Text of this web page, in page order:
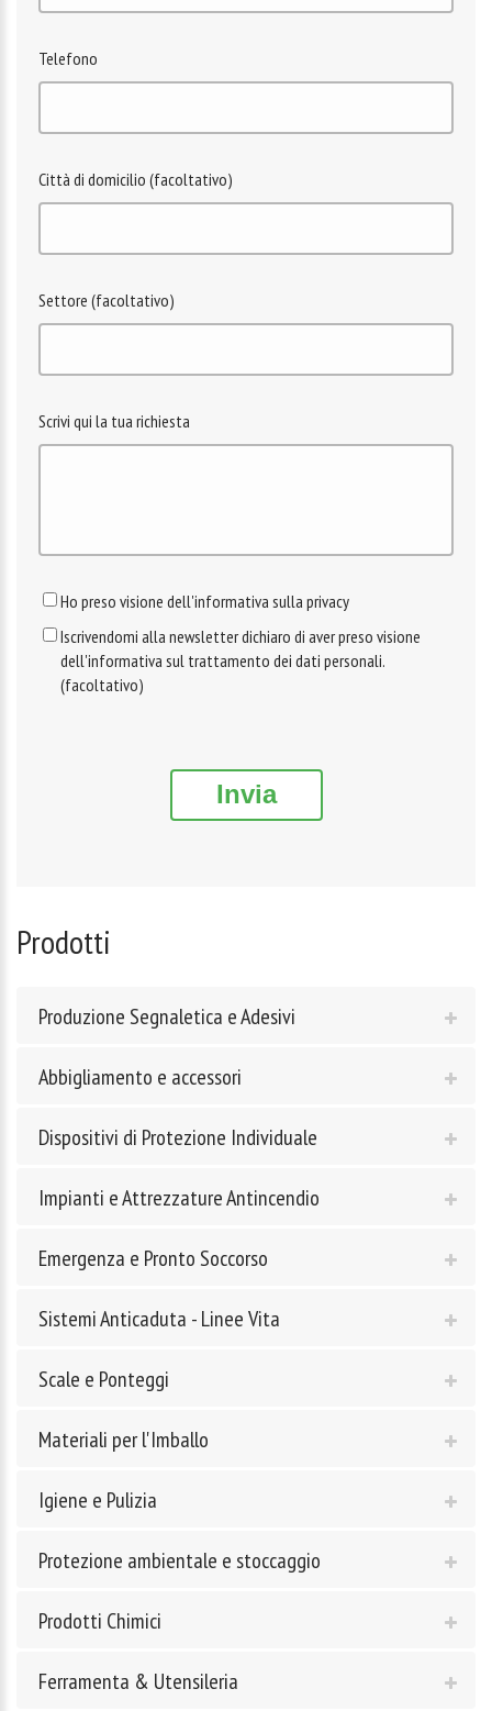
Telefono
Città di domicilio (facoltativo)
Settore (facoltativo)
Scrivi qui la tua richiesta
Ho preso visione dell'informativa sulla privacy
Iscrivendomi alla newsletter dichiaro di aver preso visione
dell'informativa sul trattamento dei dati personali.
(facoltativo)
Invia
Prodotti
Produzione Segnaletica e Adesivi
Abbigliamento e accessori
Dispositivi di Protezione Individuale
Impianti e Attrezzature Antincendio
Emergenza e Pronto Soccorso
Sistemi Anticaduta - Linee Vita
Scale e Ponteggi
Materiali per l'Imballo
Igiene e Pulizia
Protezione ambientale e stoccaggio
Prodotti Chimici
Ferramenta & Utensileria